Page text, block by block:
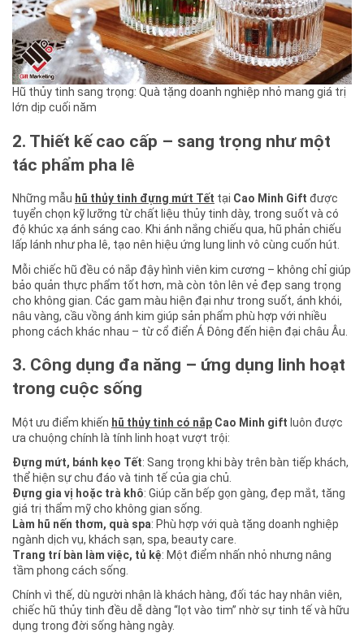
Hũ thủy tinh sang trọng: Quà tặng doanh nghiệp nhỏ mang giá trị
lớn dịp cuối năm
2. Thiết kế cao cấp – sang trọng như một
tác phẩm pha lê
Những mẫu hũ thủy tinh đựng mứt Tết tại Cao Minh Gift được
tuyển chọn kỹ lưỡng từ chất liệu thủy tinh dày, trong suốt và có
độ khúc xạ ánh sáng cao. Khi ánh nắng chiếu qua, hũ phản chiếu
lấp lánh như pha lê, tạo nên hiệu ứng lung linh vô cùng cuốn hút.
Mỗi chiếc hũ đều có nắp đậy hình viên kim cương – không chỉ giúp
bảo quản thực phẩm tốt hơn, mà còn tôn lên vẻ đẹp sang trọng
cho không gian. Các gam màu hiện đại như trong suốt, ánh khói,
nâu vàng, cầu vồng ánh kim giúp sản phẩm phù hợp với nhiều
phong cách khác nhau – từ cổ điển Á Đông đến hiện đại châu Âu.
3. Công dụng đa năng – ứng dụng linh hoạt
trong cuộc sống
Một ưu điểm khiến hũ thủy tinh có nắp Cao Minh gift luôn được
ưa chuộng chính là tính linh hoạt vượt trội:
Đựng mứt, bánh kẹo Tết: Sang trọng khi bày trên bàn tiếp khách,
thể hiện sự chu đáo và tinh tế của gia chủ.
Đựng gia vị hoặc trà khô: Giúp căn bếp gọn gàng, đẹp mắt, tăng
giá trị thẩm mỹ cho không gian sống.
Làm hũ nến thơm, quà spa: Phù hợp với quà tặng doanh nghiệp
ngành dịch vụ, khách sạn, spa, beauty care.
Trang trí bàn làm việc, tủ kệ: Một điểm nhấn nhỏ nhưng nâng
tầm phong cách sống.
Chính vì thế, dù người nhận là khách hàng, đối tác hay nhân viên,
chiếc hũ thủy tinh đều dễ dàng “lọt vào tim” nhờ sự tinh tế và hữu
dụng trong đời sống hàng ngày.